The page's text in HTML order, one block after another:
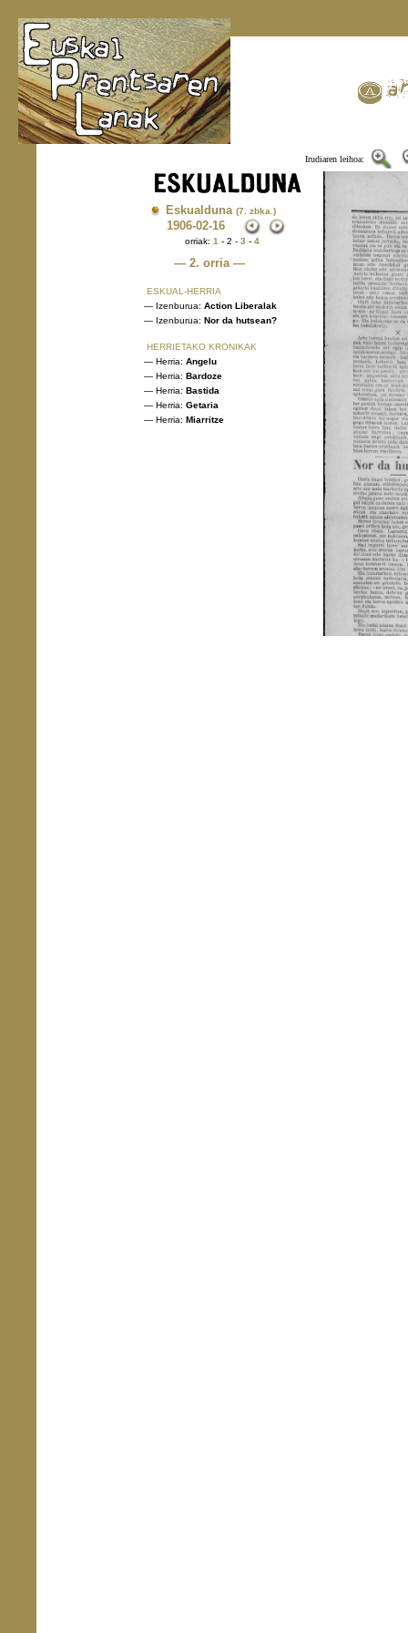
Irudiaren leihoa:
Eskualduna (7. zbka.)
1906-02-16
orriak: 1 - 2 - 3 - 4
— 2. orria —
ESKUAL-HERRIA
— Izenburua: Action Liberalak
— Izenburua: Nor da hutsean?
HERRIETAKO KRONIKAK
— Herria: Angelu
— Herria: Bardoze
— Herria: Bastida
— Herria: Getaria
— Herria: Miarritze